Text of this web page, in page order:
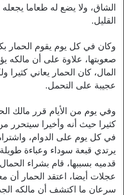
الشاق، ولا يضع له طعاما يجعله
القليل.
وكان في كل يوم يقوم الحمار
صعوبتها، علاوة على أن مالكه
المال، كان الحمار يعاني كثيرا
عجيبة على التحمل.
وفي يوم من الأيام قرر مالك
كثيرا حيث أنه وأخيرا سيتحرر من
في كل يوم على الدوام،
يرتدي قبعة سوداء وعباءة
قدميه بسببها، قام بشراء
عجلات أيضا، اعتقد الحمار أن
سرعان ما اكتشف أن مالكه